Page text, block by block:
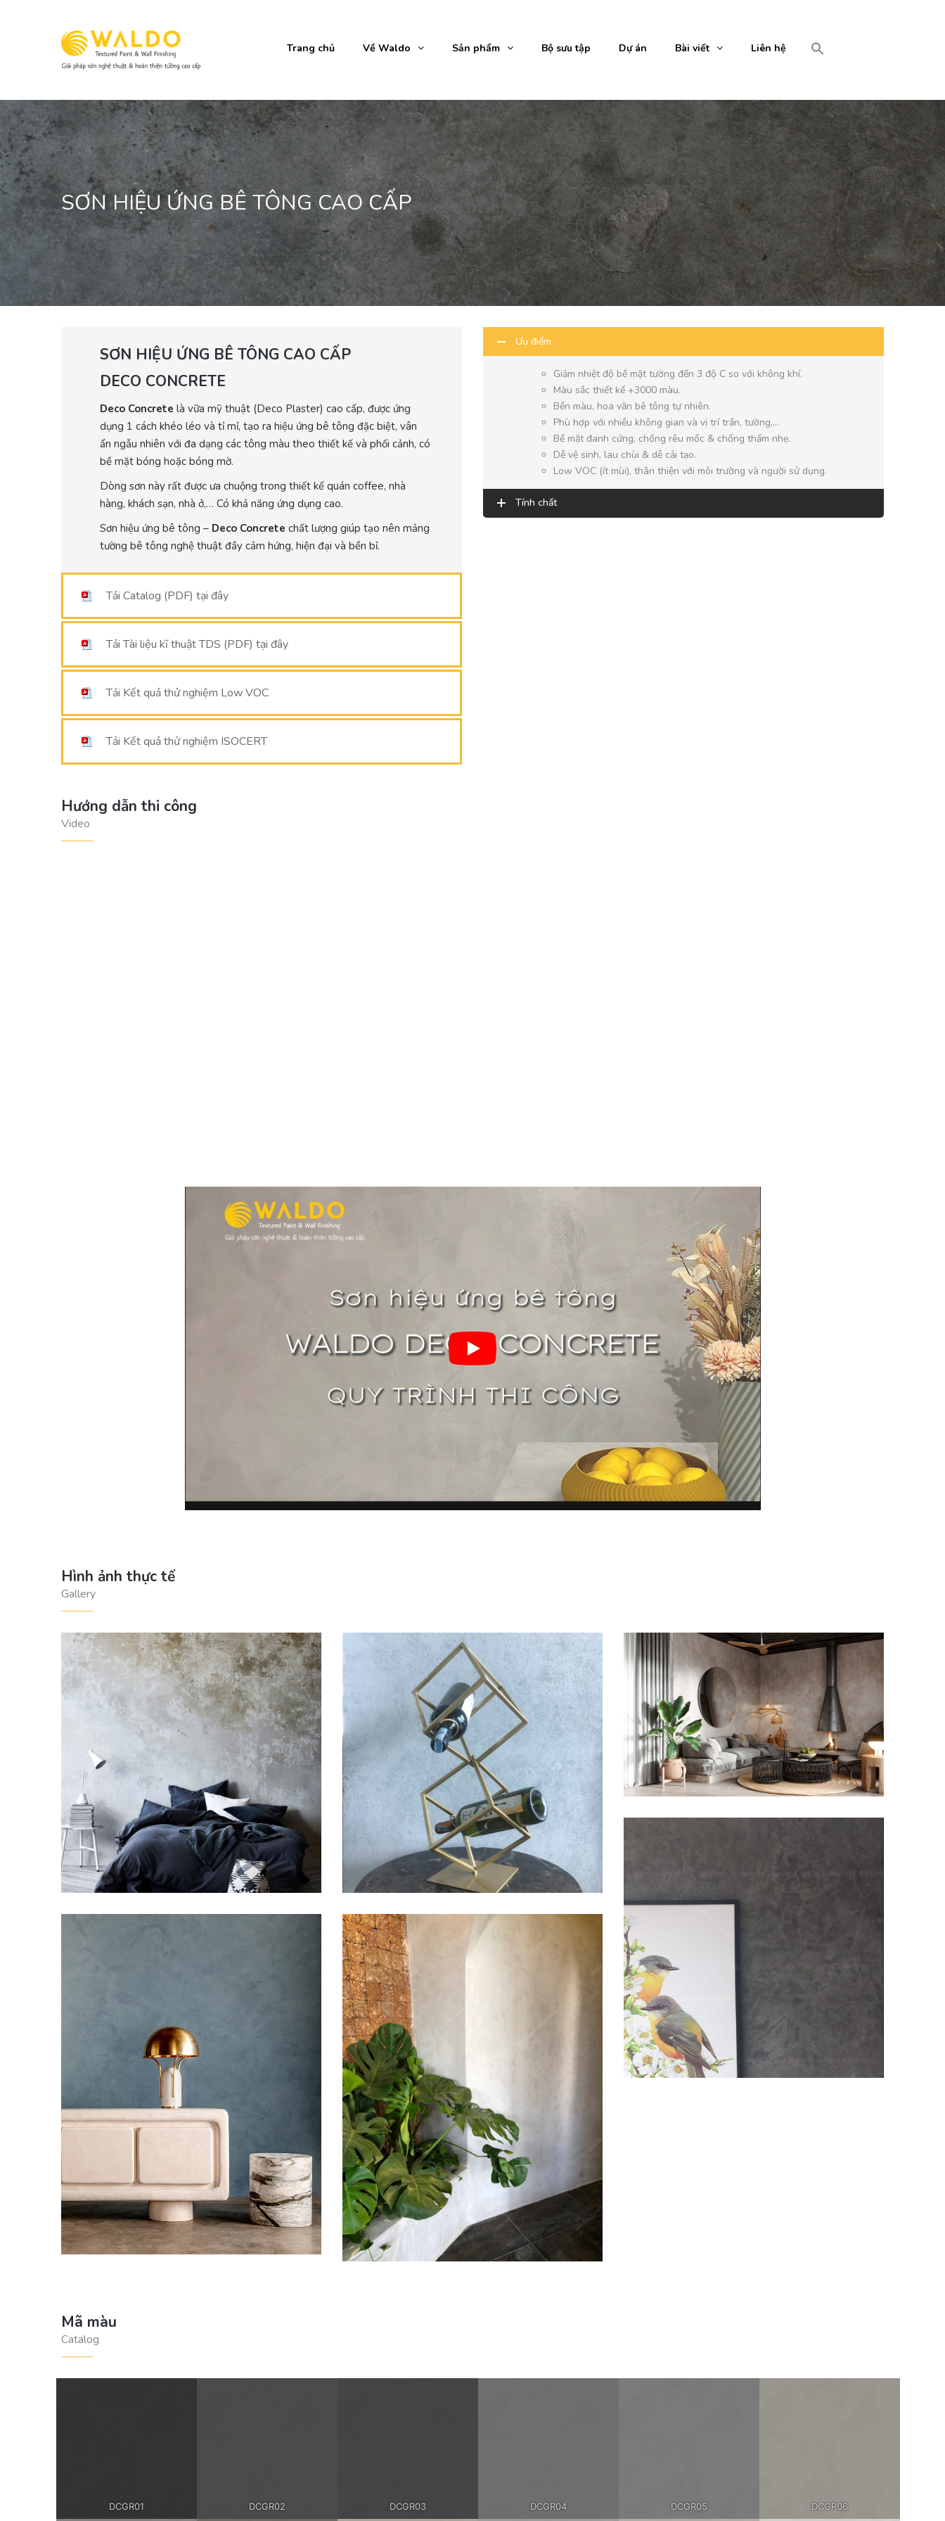
Trang chủ Về Waldo Sản phẩm Bộ sưu tập Dự án Bài viết Liên hệ
SƠN HIỆU ỨNG BÊ TÔNG CAO CẤP
SƠN HIỆU ỨNG BÊ TÔNG CAO CẤP
DECO CONCRETE
Deco Concrete là vữa mỹ thuật (Deco Plaster) cao cấp, được ứng
dụng 1 cách khéo léo và tỉ mỉ, tạo ra hiệu ứng bê tông đặc biệt, vân
ẩn ngẫu nhiên với đa dạng các tông màu theo thiết kế và phối cảnh, có
bề mặt bóng hoặc bóng mờ.
Dòng sơn này rất được ưa chuộng trong thiết kế quán coffee, nhà
hàng, khách sạn, nhà ở,… Có khả năng ứng dụng cao.
Sơn hiệu ứng bê tông – Deco Concrete chất lượng giúp tạo nên mảng
tường bê tông nghệ thuật đầy cảm hứng, hiện đại và bền bỉ.
Tải Catalog (PDF) tại đây
Tải Tài liệu kĩ thuật TDS (PDF) tại đây
Tải Kết quả thử nghiệm Low VOC
Tải Kết quả thử nghiệm ISOCERT
Ưu điểm
Giảm nhiệt độ bề mặt tường đến 3 độ C so với không khí.
Màu sắc thiết kế +3000 màu.
Bền màu, hoa văn bê tông tự nhiên.
Phù hợp với nhiều không gian và vị trí trần, tường,…
Bề mặt đanh cứng, chống rêu mốc & chống thấm nhẹ.
Dễ vệ sinh, lau chùi & dễ cải tạo.
Low VOC (ít mùi), thân thiện với môi trường và người sử dụng.
Tính chất
Hướng dẫn thi công
Video
Hình ảnh thực tế
Gallery
Mã màu
Catalog
DCGR01 DCGR02 DCGR03 DCGR04 DCGR05 DCGR06